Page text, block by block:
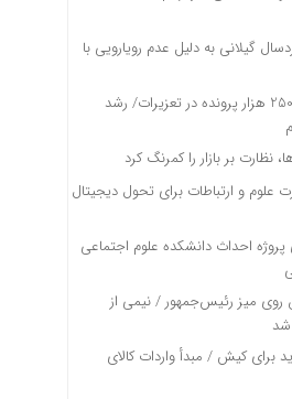
گیلانی به دلیل عدم رویارویی با
رسیدگی به نزدیک 250 هزار پرونده در تعزیرات/ رشد
نظارت بر بازار را کمرنگ کرد
علوم و ارتباطات برای تحول دیجیتال
درصدی پروژه احداث دانشکده علوم اجتماعی
روی میز رئیس‌جمهور / نیمی از
برای کیش / مبدأ واردات کالای